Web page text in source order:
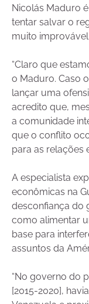
Nicolás Maduro
tentar salvar o
muito
“Claro que
o Maduro. Caso
lançar uma
acredito que,
a comunidade
que o conflito
para as relações
A especialista
econômicas na
desconfiança do
como alimentar
base para
assuntos da
“No governo do
[2015-2020],